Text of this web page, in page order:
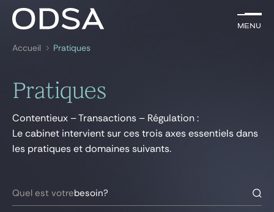
Menu
Rechercher par
Menu
Avocats
Pratiques
News & insights
Nous rejoindre
Accueil Pratiques
Pratiques
Contentieux – Transactions – Régulation :
Le cabinet intervient sur ces trois axes essentiels dans
les pratiques et domaines suivants.
Quel est votrebesoin?